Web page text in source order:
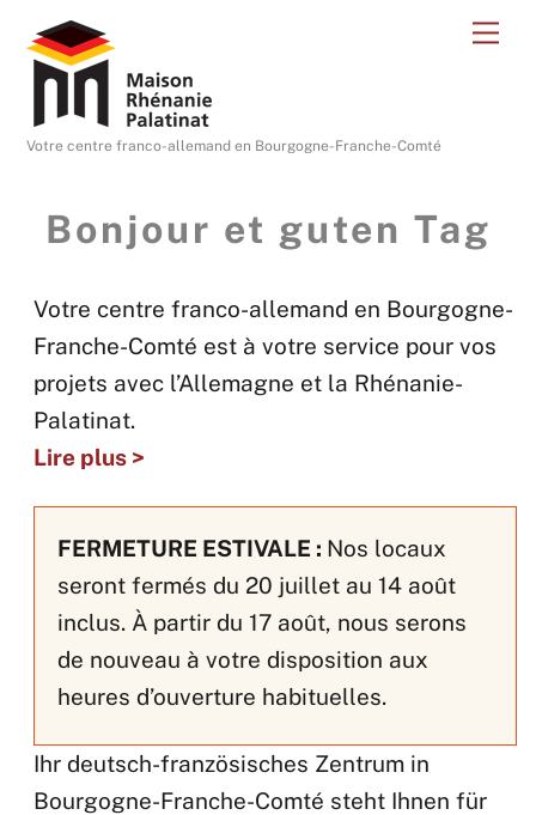
content
Votre centre franco-allemand en Bourgogne-Franche-Comté
Bonjour et guten Tag
Votre centre franco-allemand en Bourgogne-
Franche-Comté est à votre service pour vos
projets avec l’Allemagne et la Rhénanie-
Palatinat.
Lire plus >
FERMETURE ESTIVALE : Nos locaux
seront fermés du 20 juillet au 14 août
inclus. À partir du 17 août, nous serons
de nouveau à votre disposition aux
heures d’ouverture habituelles.
Ihr deutsch-französisches Zentrum in
Bourgogne-Franche-Comté steht Ihnen für